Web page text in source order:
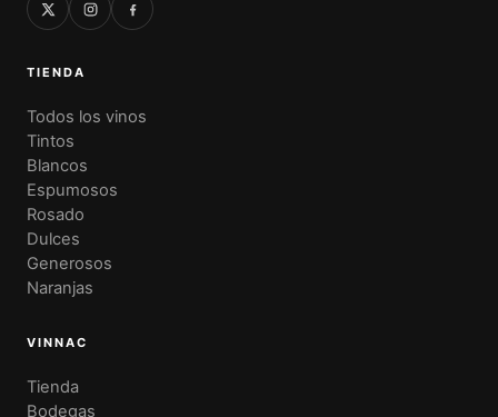
TIENDA
Todos los vinos
Tintos
Blancos
Espumosos
Rosado
Dulces
Generosos
Naranjas
VINNAC
Tienda
Bodegas